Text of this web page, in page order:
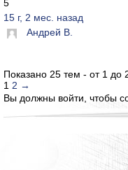
5
15 г, 2 мес. назад
Андрей В.
Показано 25 тем - от 1 до
1 2 →
Вы должны войти, чтобы